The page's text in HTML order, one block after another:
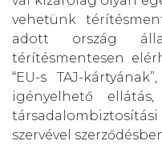
vehetünk
adott ország
térítésmentesen
“EU-s TAJ-
igényelhető
szervével szerződésben